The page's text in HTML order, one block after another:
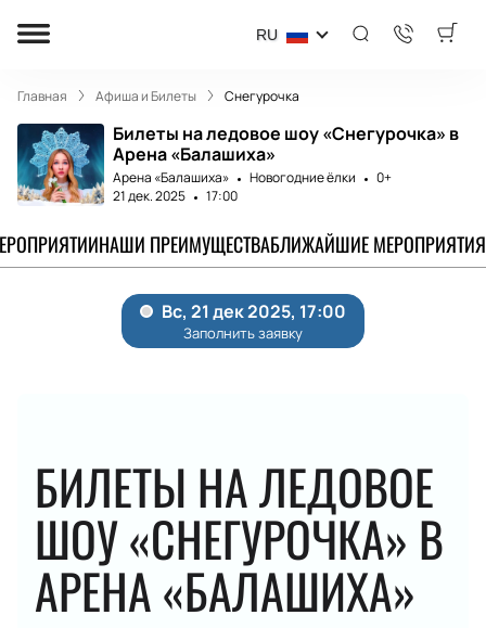
RU
Главная Афиша и Билеты Снегурочка
Билеты на ледовое шоу «Снегурочка» в
Арена «Балашиха»
Арена «Балашиха» Новогодние ёлки
0+
21 дек. 2025
17:00
НАШИ ПРЕИМУЩЕСТВАБЛИЖАЙШИЕ МЕРОПРИЯТИЯ
БИЛЕТЫ НА ЛЕДОВОЕ
ШОУ «СНЕГУРОЧКА» В
АРЕНА «БАЛАШИХА»